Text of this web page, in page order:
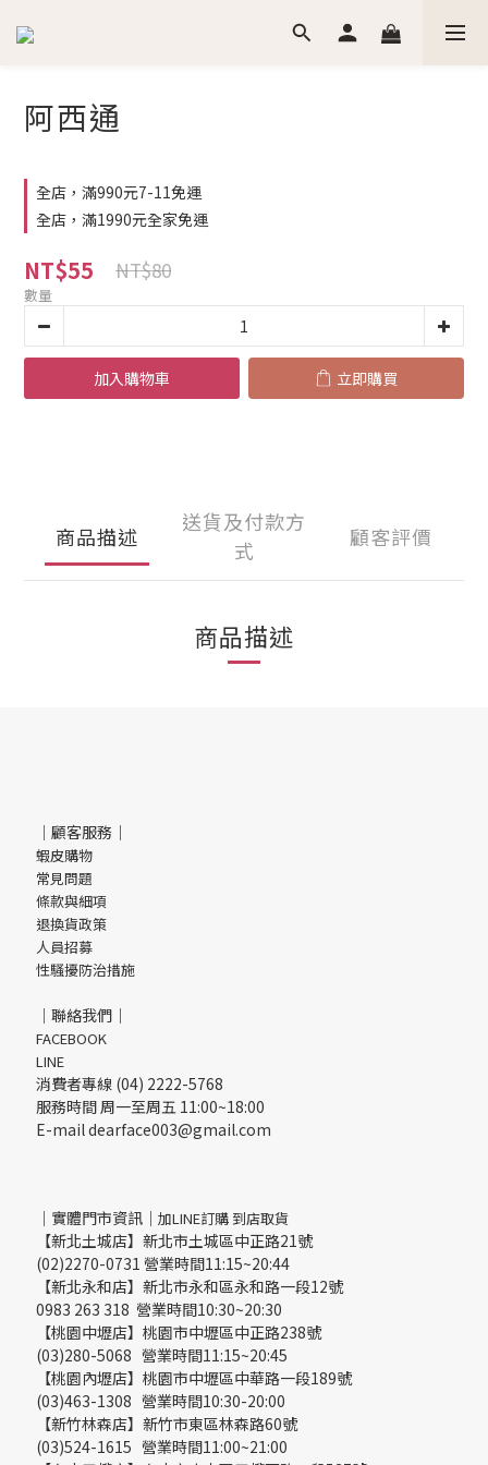
阿西通
全店，滿990元7-11免運
全店，滿1990元全家免運
NT$55 NT$80
數量
加入購物車 立即購買
商品描述
送貨及付款方
式
顧客評價
商品描述
｜顧客服務｜
蝦皮購物
常見問題
條款與細項
退換貨政策
人員招募
性騷擾防治措施
｜聯絡我們｜
FACEBOOK
LINE
消費者專線 (04) 2222-5768
服務時間 周一至周五 11:00~18:00
E-mail dearface003@gmail.com
｜實體門市資訊｜ 加LINE訂購 到店取貨
【新北土城店】新北市土城區中正路21號
(02)2270-0731 營業時間11:15~20:44
【新北永和店】新北市永和區永和路一段12號
0983 263 318 營業時間10:30~20:30
【桃園中壢店】桃園市中壢區中正路238號
(03)280-5068 營業時間11:15~20:45
【桃園內壢店】桃園市中壢區中華路一段189號
(03)463-1308 營業時間10:30-20:00
【新竹林森店】新竹市東區林森路60號
(03)524-1615 營業時間11:00~21:00